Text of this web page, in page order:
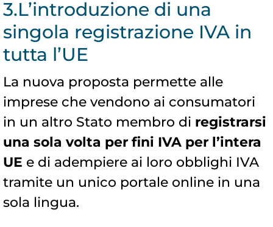
3.L’introduzione di una
singola registrazione IVA in
tutta l’UE
La nuova proposta permette alle
imprese che vendono ai consumatori
in un altro Stato membro di registrarsi
una sola volta per fini IVA per l’intera
UE e di adempiere ai loro obblighi IVA
tramite un unico portale online in una
sola lingua.